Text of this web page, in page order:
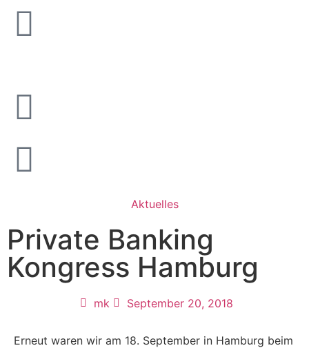
Aktuelles
Private Banking
Kongress Hamburg
mk September 20, 2018
Erneut waren wir am 18. September in Hamburg beim